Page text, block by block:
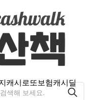
캐시로또보험캐시딜